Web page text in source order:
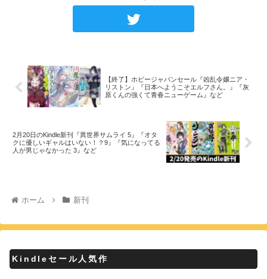
【終了】ホビージャパンセール『凶乱令嬢ニア・
リストン』『日本へようこそエルフさん。』『灰
原くんの強くて青春ニューゲーム』など
2月20日のKindle新刊『異世界サムライ 5』『オタ
クに優しいギャルはいない！？9』『気になってる
人が男じゃなかった 3』など
ホーム 新刊
Kindleセール人気作